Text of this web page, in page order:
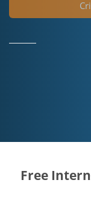
Free